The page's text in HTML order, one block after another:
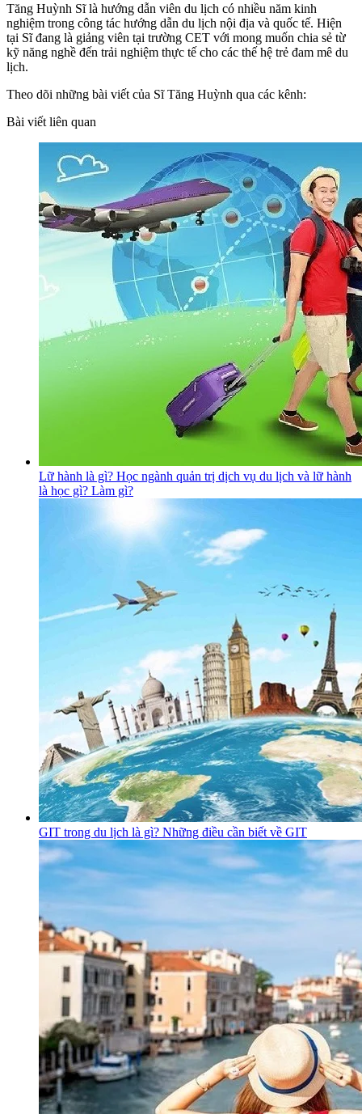
Tăng Huỳnh Sĩ là hướng dẫn viên du lịch có nhiều năm kinh
nghiệm trong công tác hướng dẫn du lịch nội địa và quốc tế. Hiện
tại Sĩ đang là giảng viên tại trường CET với mong muốn chia sẻ từ
kỹ năng nghề đến trải nghiệm thực tế cho các thế hệ trẻ đam mê du
lịch.
Theo dõi những bài viết của Sĩ Tăng Huỳnh qua các kênh:
Bài viết liên quan
Lữ hành là gì? Học ngành quản trị dịch vụ du lịch và lữ hành
là học gì? Làm gì?
GIT trong du lịch là gì? Những điều cần biết về GIT